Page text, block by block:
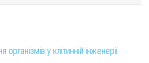
у клітинній інженерії